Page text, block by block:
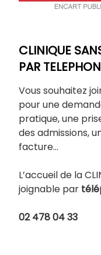
CLINIQUE
PAR
Vous souhaitez
pour une
pratique, une
des admissions,
facture…
L’accueil de la
joignable par
02 478 04 33